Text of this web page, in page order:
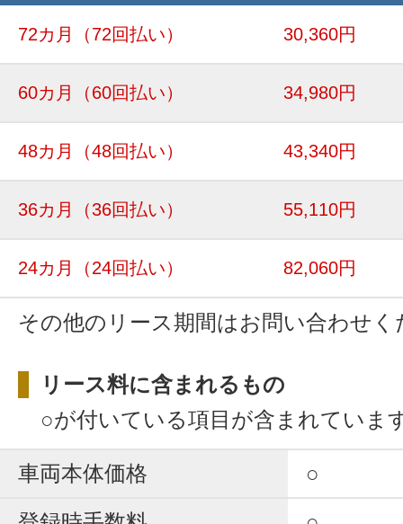
72カ月 （72回払い） 30,360円
60カ月 （60回払い） 34,980円
48カ月 （48回払い） 43,340円
36カ月 （36回払い） 55,110円
24カ月 （24回払い） 82,060円
その他のリース期間はお問い合わせく
リース料に含まれるもの
○が付いている項目が含まれていま
車両本体価格
○